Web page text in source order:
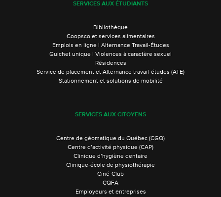
SERVICES AUX ÉTUDIANTS
Bibliothèque
Coopsco et services alimentaires
Emplois en ligne | Alternance Travail-Études
Guichet unique | Violences à caractère sexuel
Résidences
Service de placement et Alternance travail-études (ATE)
Stationnement et solutions de mobilité
SERVICES AUX CITOYENS
Centre de géomatique du Québec (CGQ)
Centre d’activité physique (CAP)
Clinique d’hygiène dentaire
Clinique-école de physiothérapie
Ciné-Club
CQFA
Employeurs et entreprises